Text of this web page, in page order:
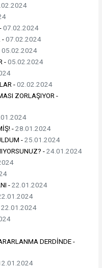
07.02.2024
-07.02.2024
05.02.2024
-05.02.2024
-02.02.2024
ZORLAŞIYOR -
-28.01.2024
-25.01.2024
-24.01.2024
-22.01.2024
22.01.2024
DERDİNDE -